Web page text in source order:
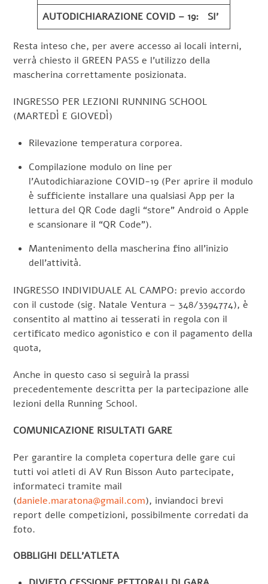
AUTODICHIARAZIONE COVID – 19: SI’
Resta inteso che, per avere accesso ai locali interni,
verrà chiesto il GREEN PASS e l’utilizzo della
mascherina correttamente posizionata.
INGRESSO PER LEZIONI RUNNING SCHOOL
(MARTEDÌ E GIOVEDÌ)
Rilevazione temperatura corporea.
Compilazione modulo on line per
l’Autodichiarazione COVID-19 (Per aprire il modulo
è sufficiente installare una qualsiasi App per la
lettura del QR Code dagli “store” Android o Apple
e scansionare il “QR Code”).
Mantenimento della mascherina fino all’inizio
dell’attività.
INGRESSO INDIVIDUALE AL CAMPO: previo accordo
con il custode (sig. Natale Ventura – 348/3394774), è
consentito al mattino ai tesserati in regola con il
certificato medico agonistico e con il pagamento della
quota,
Anche in questo caso si seguirà la prassi
precedentemente descritta per la partecipazione alle
lezioni della Running School.
COMUNICAZIONE RISULTATI GARE
Per garantire la completa copertura delle gare cui
tutti voi atleti di AV Run Bisson Auto partecipate,
informateci tramite mail
(daniele.maratona@gmail.com), inviandoci brevi
report delle competizioni, possibilmente corredati da
foto.
OBBLIGHI DELL’ATLETA